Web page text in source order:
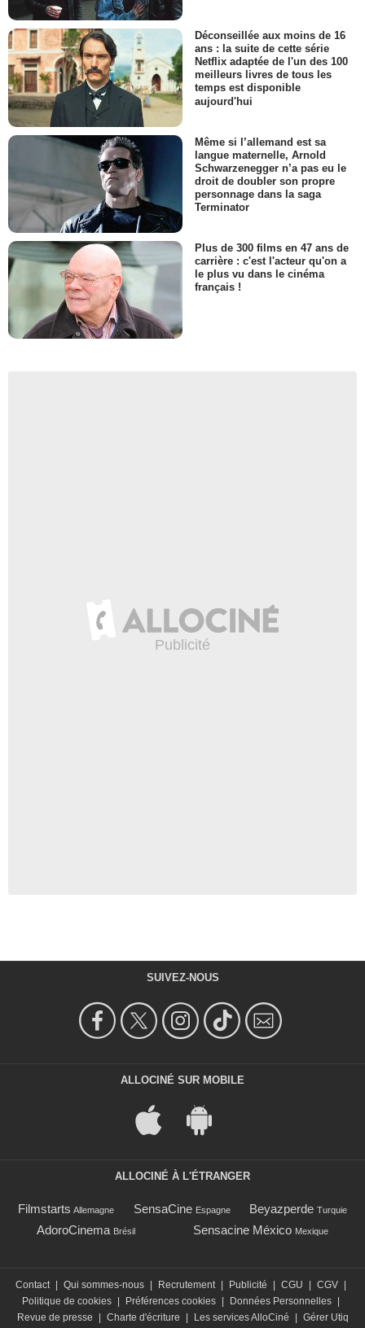
Déconseillée aux moins de 16
ans : la suite de cette série
Netflix adaptée de l'un des 100
meilleurs livres de tous les
temps est disponible
aujourd'hui
Même si l’allemand est sa
langue maternelle, Arnold
Schwarzenegger n’a pas eu le
droit de doubler son propre
personnage dans la saga
Terminator
Plus de 300 films en 47 ans de
carrière : c'est l'acteur qu'on a
le plus vu dans le cinéma
français !
SUIVEZ-NOUS
ALLOCINÉ SUR MOBILE
ALLOCINÉ À L'ÉTRANGER
Filmstarts Allemagne SensaCine Espagne Beyazperde Turquie
AdoroCinema Brésil Sensacine México Mexique
Contact Qui sommes-nous Recrutement Publicité CGU CGV
Politique de cookies
Préférences cookies Données Personnelles
Revue de presse
Charte d'écriture Les services AlloCiné Gérer Utiq